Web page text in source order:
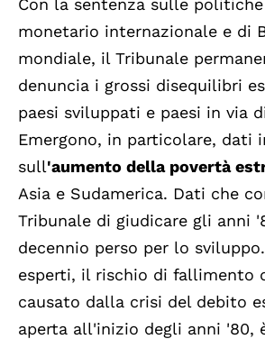
Con la sentenza sulle
monetario internazionale e di
mondiale, il Tribunale
denuncia i grossi disequilibri
paesi sviluppati e paesi in via
Emergono, in particolare, dati
sull'aumento della povertà
Asia e Sudamerica. Dati che
Tribunale di giudicare gli anni
decennio perso per lo
esperti, il rischio di fallimento
causato dalla crisi del debito
aperta all'inizio degli anni '80,